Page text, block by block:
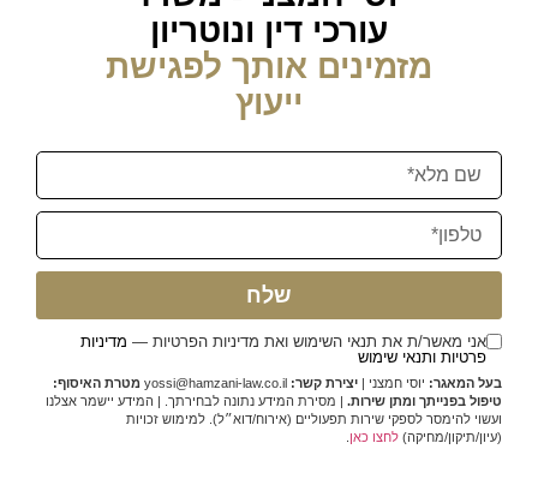
עורכי דין ונוטריון
מזמינים אותך לפגישת
ייעוץ
שלח
אני מאשר/ת את תנאי השימוש ואת מדיניות הפרטיות — מדיניות
פרטיות ותנאי שימוש
בעל המאגר: יוסי חמצני | יצירת קשר:
מטרת האיסוף:
טיפול בפנייתך ומתן שירות. | מסירת המידע נתונה לבחירתך. | המידע יישמר אצלנו
ועשוי להימסר לספקי שירות תפעוליים (אירוח/דוא״ל). למימוש זכויות
(עיון/תיקון/מחיקה) לחצו כאן